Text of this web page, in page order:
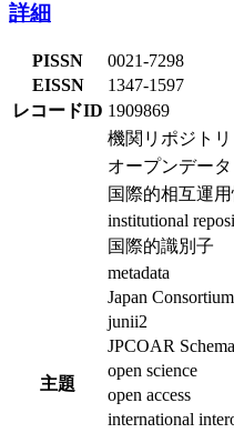
詳細
PISSN
0021-7298
EISSN
1347-1597
レコードID 1909869
主題
機関リポジトリ
オープンデータ
国際的相互運
institutional
国際的識別子
metadata
Japan
junii2
JPCOAR Schema
open science
open access
international